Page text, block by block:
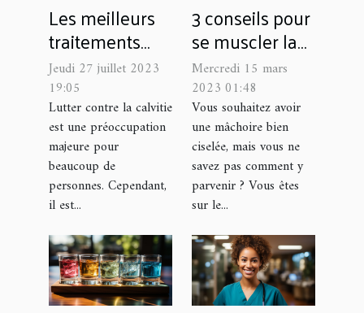
Les meilleurs
traitements
pour la calvitie
selon votre âge
Jeudi 27 juillet 2023
19:05
Lutter contre la calvitie
est une préoccupation
majeure pour
beaucoup de
personnes. Cependant,
il est...
3 conseils pour
se muscler la
mâchoire ?
Mercredi 15 mars
2023 01:48
Vous souhaitez avoir
une mâchoire bien
ciselée, mais vous ne
savez pas comment y
parvenir ? Vous êtes
sur le...